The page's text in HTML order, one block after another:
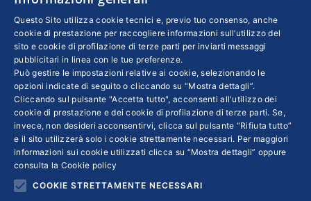
Confindustria, Cultura DiSILVIA TARTAMELLA
2 Ottobre 2019
In attesa dell’edizione 2019, che si terrà dal 24
al 26 ottobre, su temi di partenariato tra
pubblico e privato e performance economiche
e sociali dell’offerta culturale, abbiamo
approfondito con Claudio Bocci alcuni punti
della scorsa edizione. “La gestione culturale
deve essere più innovativa e market oriented”,
così il direttore di Federculture
Questo Sito utilizza cookie tecnici e, previo tuo consenso, anche
cookie di prestazione per raccogliere informazioni sull’utilizzo del
sito e cookie di profilazione di terze parti per inviarti messaggi
pubblicitari in linea con le tue preferenze.
Può gestire le impostazioni relative ai cookie, selezionando le
opzioni indicate di seguito o cliccando su “Mostra dettagli”.
Cliccando sul pulsante "Accetta tutto", acconsenti all'utilizzo dei
cookie di prestazione e dei cookie di profilazione di terze parti. Se,
invece, non desideri acconsentirvi, clicca sul pulsante “Rifiuta tutto”
e il sito utilizzerà solo i cookie strettamente necessari. Per maggiori
informazioni sui cookie utilizzati clicca su “Mostra dettagli” oppure
consulta la Cookie policy
COOKIE STRETTAMENTE NECESSARI